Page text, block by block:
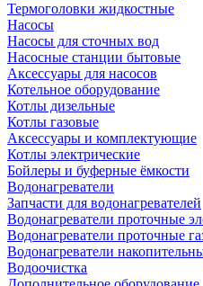
Термоголовки жидкостные
Насосы
Насосы для сточных вод
Насосные станции бытовые
Аксессуары для насосов
Котельное оборудование
Котлы дизельные
Котлы газовые
Аксессуары и комплектующие
Котлы электрические
Бойлеры и буферные ёмкости
Водонагреватели
Запчасти для водонагревателей
Водонагреватели проточные
Водонагреватели проточные
Водонагреватели
Водоочистка